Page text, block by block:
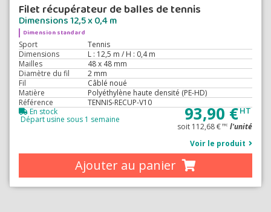
Filet récupérateur de balles de tennis
Dimensions 12,5 x 0,4 m
Dimension standard
Sport
Tennis
Dimensions
L : 12,5 m / H : 0,4 m
Mailles
48 x 48 mm
Diamètre du fil
2 mm
Fil
Câblé noué
Matière
Polyéthylène haute densité (PE-HD)
Référence
TENNIS-RECUP-V10
93,90 €HT
soit 112,68 € TTC l'unité
En stock
Départ usine sous 1 semaine
Voir le produit
Ajouter au panier